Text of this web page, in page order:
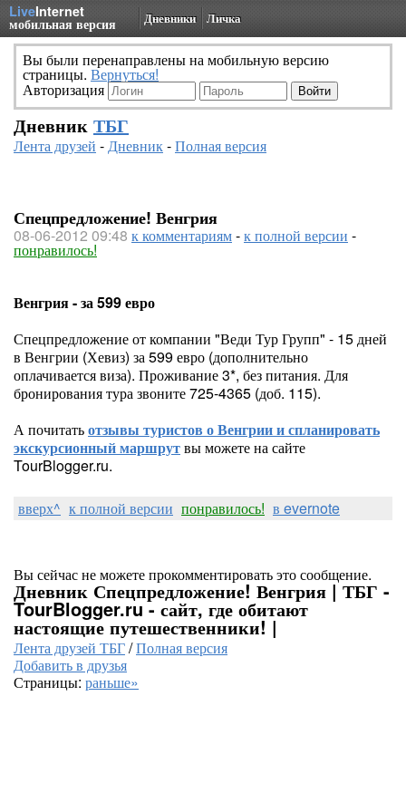
LiveInternet
мобильная версия Дневники Личка
Вы были перенаправлены на мобильную версию
страницы. Вернуться!
Авторизация
Дневник ТБГ
Лента друзей -Дневник-Полная версия
Спецпредложение! Венгрия
08-06-2012 09:48 к комментариям-к полной версии -
понравилось!
Венгрия - за 599 евро
Спецпредложение от компании "Веди Тур Групп" - 15 дней
в Венгрии (Хевиз) за 599 евро (дополнительно
оплачивается виза). Проживание 3*, без питания. Для
бронирования тура звоните 725-4365 (доб. 115).
А почитатьотзывы туристов о Венгрии и спланировать
экскурсионный маршрутвы можете на сайте
TourBlogger.ru.
вверх^ к полной версии понравилось! в evernote
Вы сейчас не можете прокомментировать это сообщение.
Дневник Спецпредложение! Венгрия | ТБГ -
TourBlogger.ru - сайт, где обитают
настоящие путешественники! |
Лента друзей ТБГ/Полная версия
Добавить в друзья
Страницы: раньше»